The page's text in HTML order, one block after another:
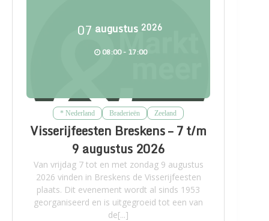
07 augustus 2026
08:00 - 17:00
* Nederland Braderieën Zeeland
Visserijfeesten Breskens – 7 t/m
9 augustus 2026
Van vrijdag 7 tot en met zondag 9 augustus
2026 vinden in Breskens de Visserijfeesten
plaats. Dit evenement wordt al sinds 1953
georganiseerd en is uitgegroeid tot een van
de[...]